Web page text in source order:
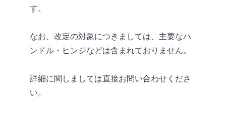
す。
なお、改定の対象につきましては、主要なハ
ンドル・ヒンジなどは含まれておりません。
詳細に関しましては直接お問い合わせくださ
い。